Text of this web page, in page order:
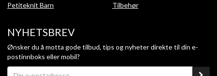
Petiteknit Barn
Tilbehør
NYHETSBREV
Ønsker du å motta gode tilbud, tips og nyheter direkte til din e-
postinnboks eller mobil?